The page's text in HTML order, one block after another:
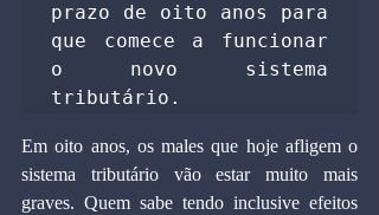
prazo de oito anos para
que comece a funcionar
o novo sistema
tributário.
Em oito anos, os males que hoje afligem o
sistema tributário vão estar muito mais
graves. Quem sabe tendo inclusive efeitos